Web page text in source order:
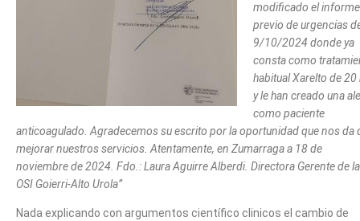
modificado el informe
previo de urgencias
9/10/2024 donde ya
consta como
habitual Xarelto de 20
y le han creado una
como paciente
anticoagulado. Agradecemos su escrito por la oportunidad que nos da
mejorar nuestros servicios. Atentamente, en Zumarraga a 18 de
noviembre de 2024. Fdo.: Laura Aguirre Alberdi. Directora Gerente de la
OSI Goierri-Alto Urola”
Nada explicando con argumentos científico clinicos el cambio de